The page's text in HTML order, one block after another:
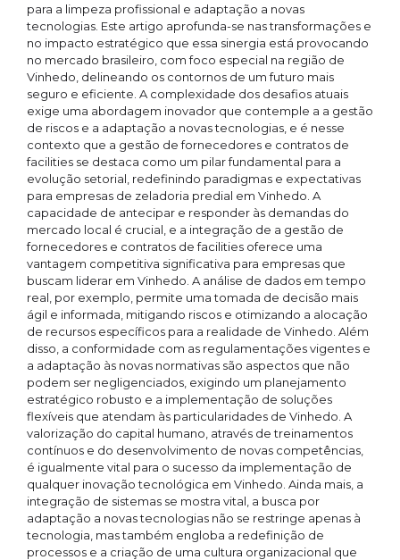
para a limpeza profissional e adaptação a novas
tecnologias. Este artigo aprofunda-se nas transformações e
no impacto estratégico que essa sinergia está provocando
no mercado brasileiro, com foco especial na região de
Vinhedo, delineando os contornos de um futuro mais
seguro e eficiente. A complexidade dos desafios atuais
exige uma abordagem inovador que contemple a a gestão
de riscos e a adaptação a novas tecnologias, e é nesse
contexto que a gestão de fornecedores e contratos de
facilities se destaca como um pilar fundamental para a
evolução setorial, redefinindo paradigmas e expectativas
para empresas de zeladoria predial em Vinhedo. A
capacidade de antecipar e responder às demandas do
mercado local é crucial, e a integração de a gestão de
fornecedores e contratos de facilities oferece uma
vantagem competitiva significativa para empresas que
buscam liderar em Vinhedo. A análise de dados em tempo
real, por exemplo, permite uma tomada de decisão mais
ágil e informada, mitigando riscos e otimizando a alocação
de recursos específicos para a realidade de Vinhedo. Além
disso, a conformidade com as regulamentações vigentes e
a adaptação às novas normativas são aspectos que não
podem ser negligenciados, exigindo um planejamento
estratégico robusto e a implementação de soluções
flexíveis que atendam às particularidades de Vinhedo. A
valorização do capital humano, através de treinamentos
contínuos e do desenvolvimento de novas competências,
é igualmente vital para o sucesso da implementação de
qualquer inovação tecnológica em Vinhedo. Ainda mais, a
integração de sistemas se mostra vital, a busca por
adaptação a novas tecnologias não se restringe apenas à
tecnologia, mas também engloba a redefinição de
processos e a criação de uma cultura organizacional que